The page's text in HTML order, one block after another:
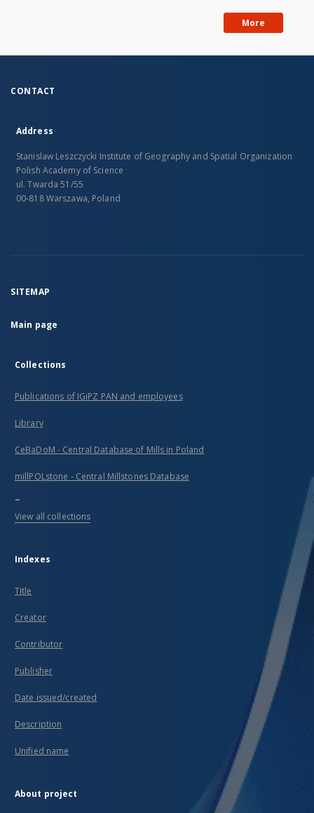
More
CONTACT
Address
Stanislaw Leszczycki Institute of Geography and Spatial Organization
Polish Academy of Science
ul. Twarda 51/55
00-818 Warszawa, Poland
SITEMAP
Main page
Collections
Publications of IGiPZ PAN and employees
Library
CeBaDoM - Central Database of Mills in Poland
millPOLstone - Central Millstones Database
...
View all collections
Indexes
Title
Creator
Contributor
Publisher
Date issued/created
Description
Unified name
About project